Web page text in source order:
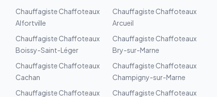
Chauffagiste Chaffoteaux
Alfortville
Chauffagiste Chaffoteaux
Arcueil
Chauffagiste Chaffoteaux
Boissy-Saint-Léger
Chauffagiste Chaffoteaux
Bry-sur-Marne
Chauffagiste Chaffoteaux
Cachan
Chauffagiste Chaffoteaux
Champigny-sur-Marne
Chauffagiste Chaffoteaux Chauffagiste Chaffoteaux